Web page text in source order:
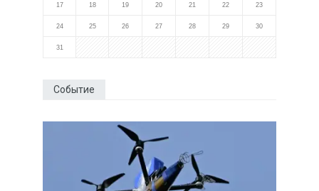
17 18 19 20 21 22 23
24 25 26 27 28 29 30
31
Событие